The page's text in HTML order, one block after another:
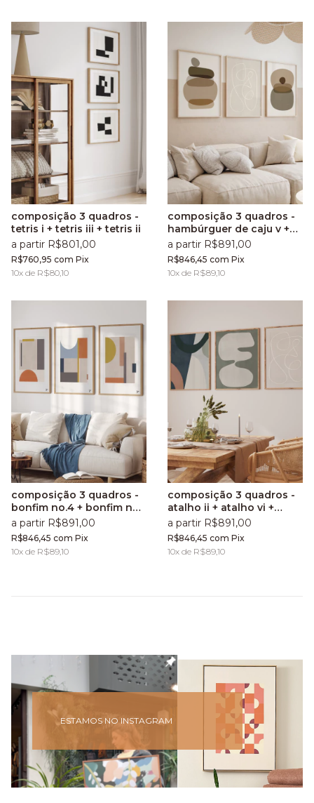
composição 3 quadros -
tetris i + tetris iii + tetris ii
a partir R$801,00
R$760,95 com Pix
10x de R$80,10
composição 3 quadros -
hambúrguer de caju v +
atalho xii + hambúrguer
de caju iii
a partir R$891,00
R$846,45 com Pix
10x de R$89,10
composição 3 quadros -
bonfim no.4 + bonfim no.1
+ bonfim no.2
a partir R$891,00
R$846,45 com Pix
10x de R$89,10
composição 3 quadros -
atalho ii + atalho vi +
atalho xii
a partir R$891,00
R$846,45 com Pix
10x de R$89,10
ESTAMOS NO INSTAGRAM